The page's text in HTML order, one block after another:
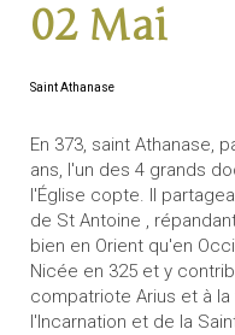
02 Mai
Saint Athanase
En 373, saint Athanase,
ans, l'un des 4 grands
l'Église copte. Il
de St Antoine ,
bien en Orient qu'en
Nicée en 325 et y
compatriote Arius et à
l'Incarnation et de la